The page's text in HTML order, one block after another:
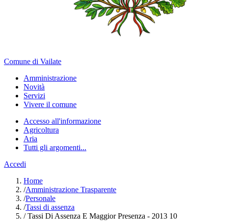
Comune di Vailate
Amministrazione
Novità
Servizi
Vivere il comune
Accesso all'informazione
Agricoltura
Aria
Tutti gli argomenti...
Accedi
Home
/Amministrazione Trasparente
/Personale
/Tassi di assenza
/Tassi Di Assenza E Maggior Presenza - 2013 10